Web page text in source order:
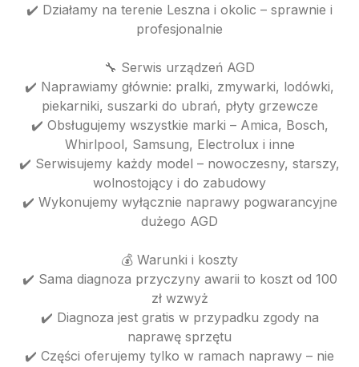
✔️ Działamy na terenie Leszna i okolic – sprawnie i
profesjonalnie
🔧 Serwis urządzeń AGD
✔️ Naprawiamy głównie: pralki, zmywarki, lodówki,
piekarniki, suszarki do ubrań, płyty grzewcze
✔️ Obsługujemy wszystkie marki – Amica, Bosch,
Whirlpool, Samsung, Electrolux i inne
✔️ Serwisujemy każdy model – nowoczesny, starszy,
wolnostojący i do zabudowy
✔️ Wykonujemy wyłącznie naprawy pogwarancyjne
dużego AGD
💰 Warunki i koszty
✔️ Sama diagnoza przyczyny awarii to koszt od 100
zł wzwyż
✔️ Diagnoza jest gratis w przypadku zgody na
naprawę sprzętu
✔️ Części oferujemy tylko w ramach naprawy – nie